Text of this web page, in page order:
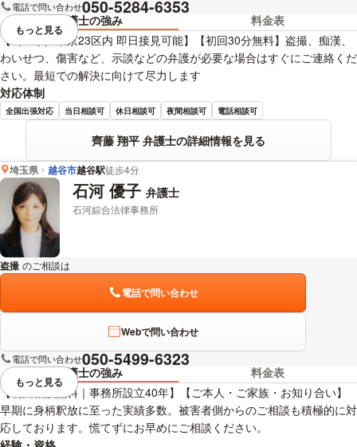
電話で問い合わせ050-5284-6353
弁護士の強み
料金表
【埼玉県／東京23区内 即日接見可能】【初回30分無料】盗撮、痴漢、
わいせつ、傷害など、示談などの弁護が必要な場合はすぐにご連絡くだ
さい。最短での解決に向けて尽力します
対応体制
全国出張対応 当日相談可 休日相談可 夜間相談可 電話相談可
齊藤 翔平 弁護士の詳細情報を見る
視覚的に省略されている要素を
もっと見る
埼玉県 越谷市越谷駅徒歩4分
石河 優子 弁護士
石河綜合法律事務所
盗撮 のご相談は
電話で問い合わせ
Webで問い合わせ
電話で問い合わせ050-5499-6323
弁護士の強み
料金表
【初回相談無料｜事務所設立40年】【ご本人・ご家族・お知り合い】
早期に身柄釈放に至った実績多数。被害者側からのご相談も積極的に対
応しております。慌てずにお早めにご相談ください。
視覚的に省略されている要素を
もっと見る